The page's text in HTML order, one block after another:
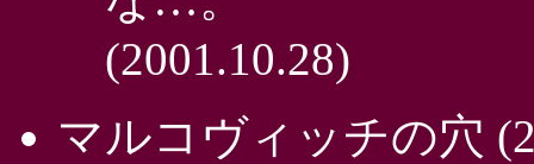
(2001.10.28)
マルコヴィッチの穴